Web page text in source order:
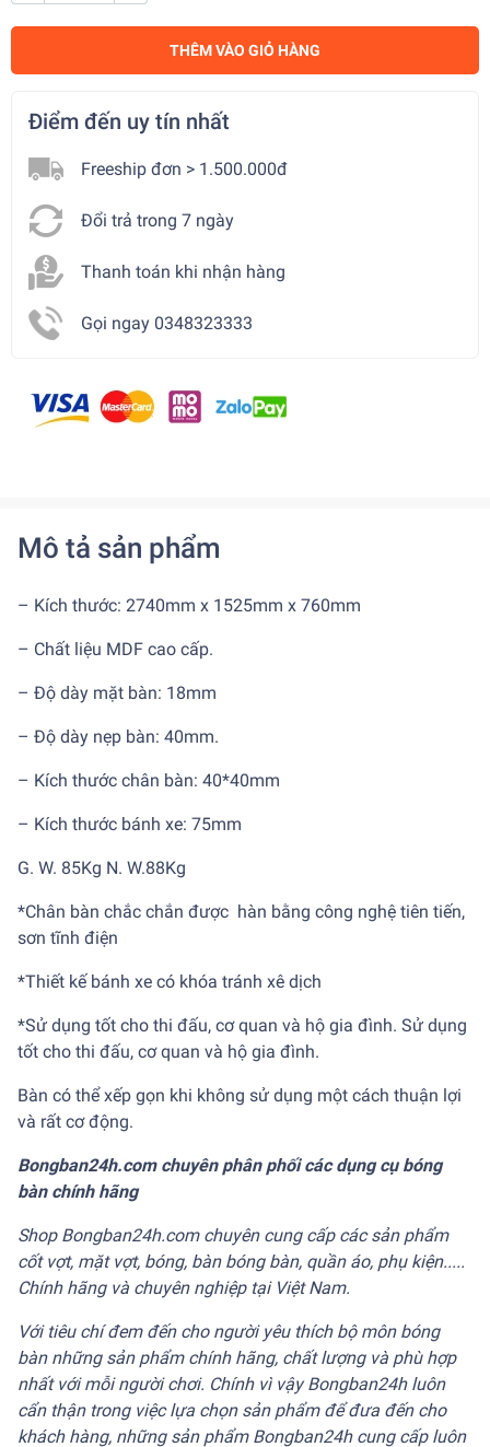
THÊM VÀO GIỎ HÀNG
Điểm đến uy tín nhất
Freeship đơn > 1.500.000đ
Đổi trả trong 7 ngày
Thanh toán khi nhận hàng
Gọi ngay 0348323333
Mô tả sản phẩm
– Kích thước: 2740mm x 1525mm x 760mm
– Chất liệu MDF cao cấp.
– Độ dày mặt bàn: 18mm
– Độ dày nẹp bàn: 40mm.
– Kích thước chân bàn: 40*40mm
– Kích thước bánh xe: 75mm
G. W. 85Kg N. W.88Kg
*Chân bàn chắc chắn được hàn bằng công nghệ tiên tiến,
sơn tĩnh điện
*Thiết kế bánh xe có khóa tránh xê dịch
*Sử dụng tốt cho thi đấu, cơ quan và hộ gia đình. Sử dụng
tốt cho thi đấu, cơ quan và hộ gia đình.
Bàn có thể xếp gọn khi không sử dụng một cách thuận lợi
và rất cơ động.
Bongban24h.comchuyên phân phối các dụng cụ bóng
bàn chính hãng
Shop Bongban24h.com chuyên cung cấp các sản phẩm
cốt vợt, mặt vợt, bóng, bàn bóng bàn, quần áo, phụ kiện.....
Chính hãng và chuyên nghiệp tại Việt Nam.
Với tiêu chí đem đến cho người yêu thích bộ môn bóng
bàn những sản phẩm chính hãng, chất lượng và phù hợp
nhất với mỗi người chơi. Chính vì vậy Bongban24h luôn
cẩn thận trong việc lựa chọn sản phẩm để đưa đến cho
khách hàng, những sản phẩm Bongban24h cung cấp luôn